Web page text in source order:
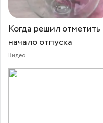
Когда решил отметить
начало отпуска
Видео